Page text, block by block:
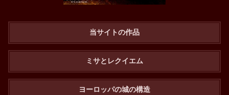
当サイトの作品
ミサとレクイエム
ヨーロッパの城の構造